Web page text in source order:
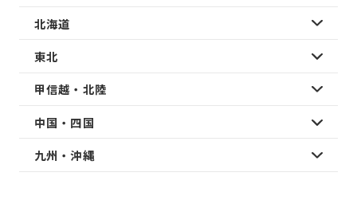
北海道
東北
甲信越・北陸
中国・四国
九州・沖縄